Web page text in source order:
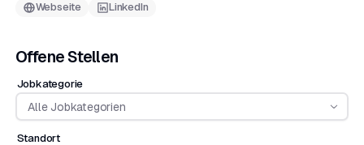
Webseite LinkedIn
Offene Stellen
Jobkategorie
Alle Jobkategorien
Standort